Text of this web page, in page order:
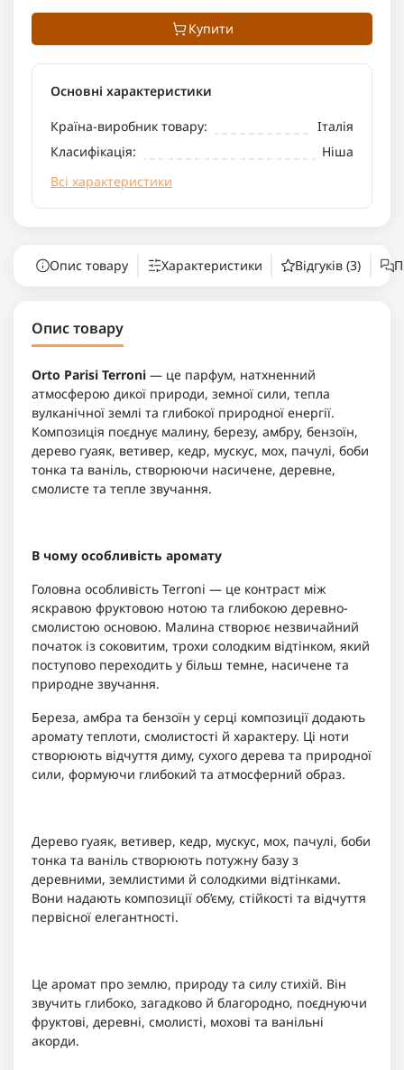
Купити
Основні характеристики
Країна-виробник товару:
Італія
Класифікація:
Ніша
Всі характеристики
Опис товару Характеристики Відгуків (3)
Опис товару
Orto Parisi Terroni — це парфум, натхненний
атмосферою дикої природи, земної сили, тепла
вулканічної землі та глибокої природної енергії.
Композиція поєднує малину, березу, амбру, бензоїн,
дерево гуаяк, ветивер, кедр, мускус, мох, пачулі, боби
тонка та ваніль, створюючи насичене, деревне,
смолисте та тепле звучання.
В чому особливість аромату
Головна особливість Terroni — це контраст між
яскравою фруктовою нотою та глибокою деревно-
смолистою основою. Малина створює незвичайний
початок із соковитим, трохи солодким відтінком, який
поступово переходить у більш темне, насичене та
природне звучання.
Береза, амбра та бензоїн у серці композиції додають
аромату теплоти, смолистості й характеру. Ці ноти
створюють відчуття диму, сухого дерева та природної
сили, формуючи глибокий та атмосферний образ.
Дерево гуаяк, ветивер, кедр, мускус, мох, пачулі, боби
тонка та ваніль створюють потужну базу з
деревними, землистими й солодкими відтінками.
Вони надають композиції об’єму, стійкості та відчуття
первісної елегантності.
Це аромат про землю, природу та силу стихій. Він
звучить глибоко, загадково й благородно, поєднуючи
фруктові, деревні, смолисті, мохові та ванільні
акорди.